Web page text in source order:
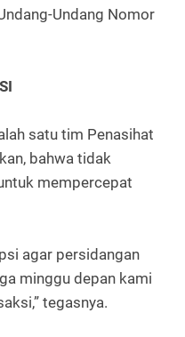
Undang Nomor
satu tim Penasihat
bahwa tidak
mempercepat
agar persidangan
minggu depan kami
tegasnya.